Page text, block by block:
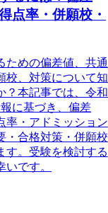
点率・併願校・
ための偏差値、共通
校、対策について知
？本記事では、令和
に基づき、偏差
率・アドミッション
・合格対策・併願校
す。受験を検討する
いです。